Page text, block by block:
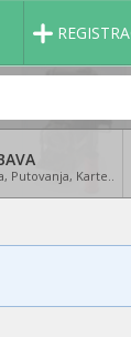
Putovanja, Karte..